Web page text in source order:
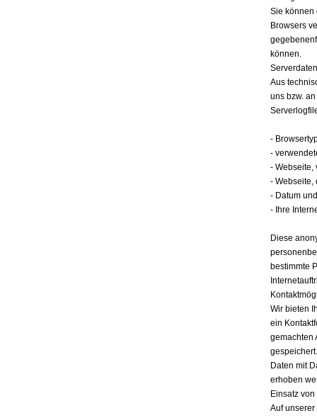
Sie können
Browsers
können.
Serverdaten
Aus
uns bzw.
-
-
- Webseite,
- Webseite,
- Datum
- Ihre
Diese
bestimmte
Wir bieten
ein
gemachten
Daten mit
erhoben
Einsatz
Auf